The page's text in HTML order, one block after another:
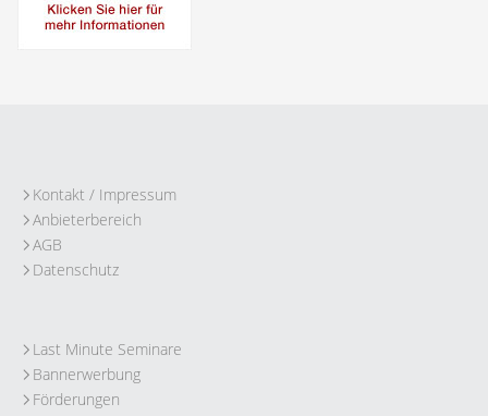
Kontakt / Impressum
Anbieterbereich
AGB
Datenschutz
Last Minute Seminare
Bannerwerbung
Förderungen